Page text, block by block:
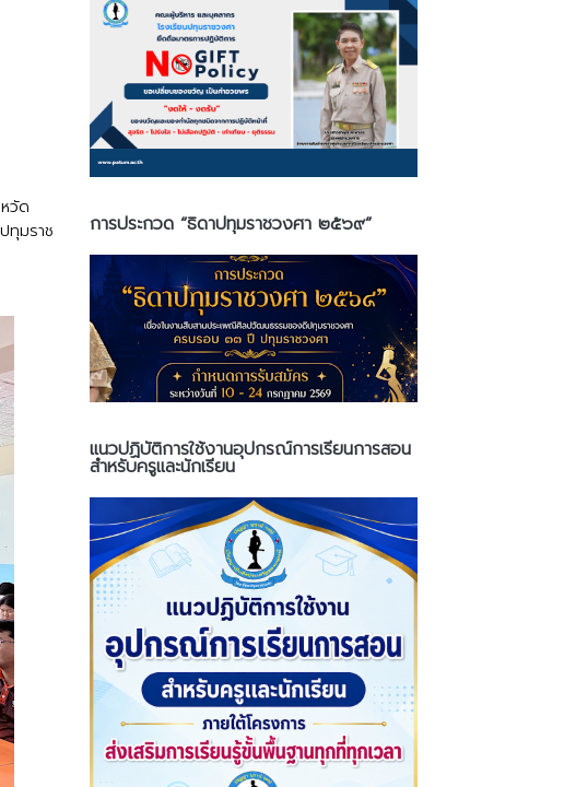
วัด
ทุมราช
การประกวด “ธิดาปทุมราชวงศา ๒๕๖๙”
แนวปฏิบัติการใช้งานอุปกรณ์การเรียนการสอน
สำหรับครูและนักเรียน